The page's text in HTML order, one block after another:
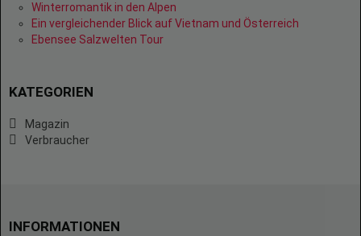
Winterromantik in den Alpen
Ein vergleichender Blick auf Vietnam und Österreich
Ebensee Salzwelten Tour
KATEGORIEN
Magazin
Verbraucher
INFORMATIONEN